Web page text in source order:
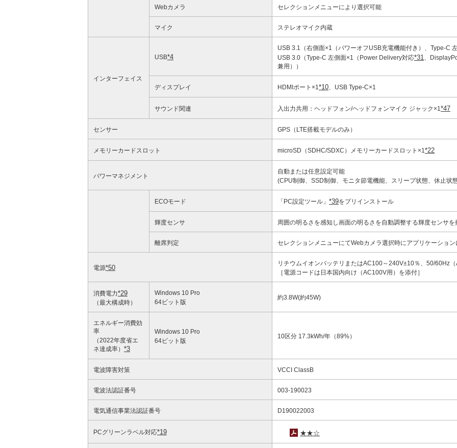
Webカメラ セレクションメニューにより選択可能
マイク ステレオマイク内蔵
インターフェイス
USB*4
USB 3.1（右側面×1（パワーオフUSB充電機能付き）、Type-C 左
USB 3.0（Type-C 左側面×1（Power Delivery対応*31、
兼用））
ディスプレイ HDMIポート×1*10、USB Type-C×1
サウンド関連 入出力共用：ヘッドフォン/ヘッドフォンマイク ジャック×1*47
センサー GPS（LTE搭載モデルのみ）
メモリーカードスロット microSD（SDHC/SDXC）メモリーカードスロット×1*22
パワーマネジメント
自動または任意設定可能
(CPU制御、SSD制御、モニタ節電機能、スリープ状態、休止状態
ECOモード 「PC設定ツール」 *39をプリインストール
輝度センサ 周囲の明るさを感知し画面の明るさを自動調整する輝度センサを
離席判定 セレクションメニューにてWebカメラ選択時にアプリケーショ
電源*50
リチウムイオンバッテリまたはAC100～240V±10％、50/60Hz（
［電源コードは日本国内向け（AC100V用）を添付］
消費電力*29
（最大構成時）
Windows 10 Pro
64ビット版
約3.8W(約45W)
エネルギー消費効
率
（2022年度省エ
ネ達成率） *3
Windows 10 Pro
64ビット版
10区分 17.3kWh/年（89%）
電波障害対策 VCCI ClassB
電波法認証番号 003-190023
電気通信事業法認証番号 D190022003
PCグリーンラベル対応*19 ★★☆